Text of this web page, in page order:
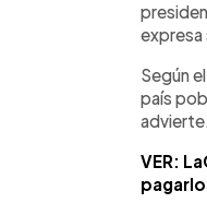
expresa
Según
país
advierte.
VER: